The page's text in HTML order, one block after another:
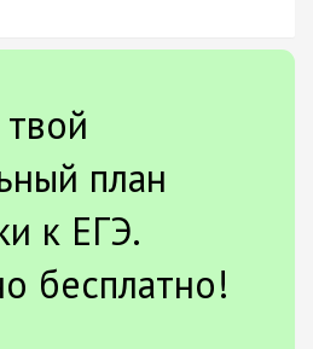
план
к ЕГЭ.
бесплатно!